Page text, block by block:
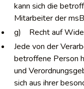
kann sich die
Mitarbeiter der
g) Recht auf
Jede von der
betroffene Person
und
sich aus ihrer